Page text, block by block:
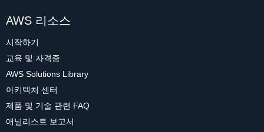
AWS 리소스
시작하기
교육 및 자격증
AWS Solutions Library
아키텍처 센터
제품 및 기술 관련 FAQ
애널리스트 보고서